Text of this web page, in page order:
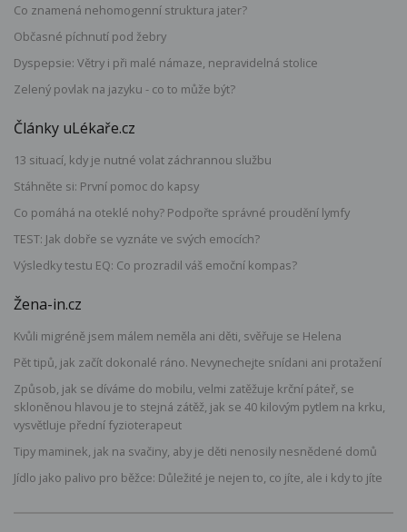
Co znamená nehomogenní struktura jater?
Občasné píchnutí pod žebry
Dyspepsie: Větry i při malé námaze, nepravidelná stolice
Zelený povlak na jazyku - co to může být?
Články uLékaře.cz
13 situací, kdy je nutné volat záchrannou službu
Stáhněte si: První pomoc do kapsy
Co pomáhá na oteklé nohy? Podpořte správné proudění lymfy
TEST: Jak dobře se vyznáte ve svých emocích?
Výsledky testu EQ: Co prozradil váš emoční kompas?
Žena-in.cz
Kvůli migréně jsem málem neměla ani děti, svěřuje se Helena
Pět tipů, jak začít dokonalé ráno. Nevynechejte snídani ani protažení
Způsob, jak se díváme do mobilu, velmi zatěžuje krční páteř, se
skloněnou hlavou je to stejná zátěž, jak se 40 kilovým pytlem na krku,
vysvětluje přední fyzioterapeut
Tipy maminek, jak na svačiny, aby je děti nenosily nesnědené domů
Jídlo jako palivo pro běžce: Důležité je nejen to, co jíte, ale i kdy to jíte